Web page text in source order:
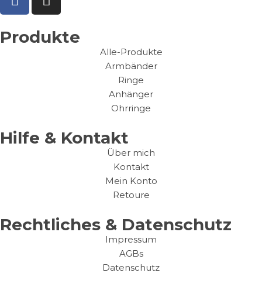
Produkte
Alle-Produkte
Armbänder
Ringe
Anhänger
Ohrringe
Hilfe & Kontakt
Über mich
Kontakt
Mein Konto
Retoure
Rechtliches & Datenschutz
Impressum
AGBs
Datenschutz